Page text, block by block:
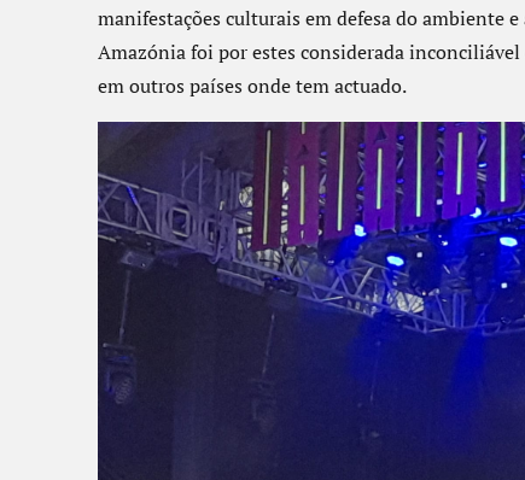
manifestações culturais em defesa do ambiente
Amazónia foi por estes considerada
em outros países onde tem actuado.